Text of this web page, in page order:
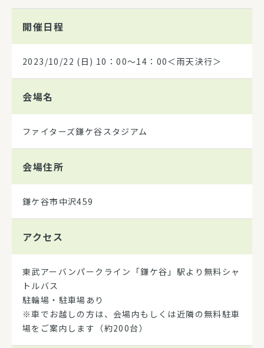
開催日程
2023/10/22 (日) 10：00～14：00＜雨天決行＞
会場名
ファイターズ鎌ケ谷スタジアム
会場住所
鎌ケ谷市中沢459
アクセス
東武アーバンパークライン「鎌ケ谷」駅より無料シャ
トルバス
駐輪場・駐車場あり
※車でお越しの方は、会場内もしくは近隣の無料駐車
場をご案内します（約200台）